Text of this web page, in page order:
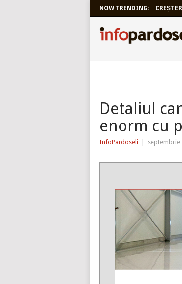
NOW TRENDING:
Detaliul
enorm cu
InfoPardoseli septembrie